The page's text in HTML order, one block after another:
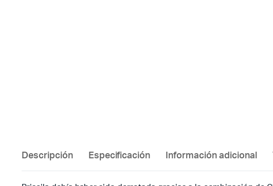
Descripción Especificación Información adicional